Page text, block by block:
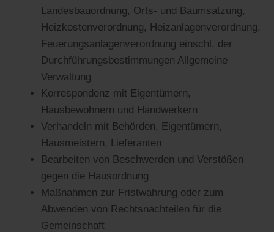
Landesbauordnung, Orts- und Baumsatzung,
Heizkostenverordnung, Heizanlagenverordnung,
Feuerungsanlagenverordnung einschl. der
Durchführungsbestimmungen Allgemeine
Verwaltung
Korrespondenz mit Eigentümern,
Hausbewohnern und Handwerkern
Verhandeln mit Behörden, Eigentümern,
Hausmeistern, Lieferanten
Bearbeiten von Beschwerden und Verstößen
gegen die Hausordnung
Maßnahmen zur Fristwahrung oder zum
Abwenden von Rechtsnachteilen für die
Gemeinschaft